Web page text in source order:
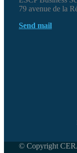
79 avenue de la
Send mail
© Copyright